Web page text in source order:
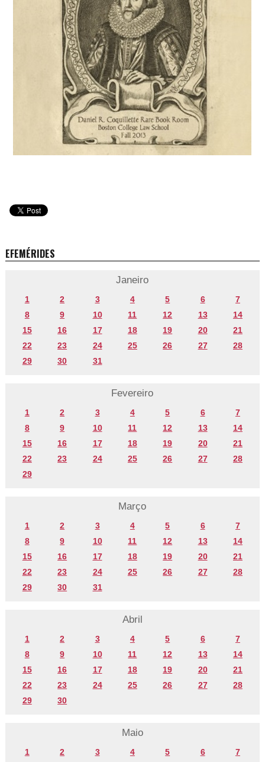
EFEMÉRIDES
Janeiro
1 2 3 4 5 6
7
8
9 10 11 12 13
14
15
16 17 18 19 20
21
22
23 24 25 26 27
28
29
30 31
Fevereiro
1 2 3 4 5 6
7
8
9 10 11 12 13
14
15
16 17 18 19 20
21
22
23 24 25 26 27
28
29
Março
1 2 3 4 5 6
7
8
9 10 11 12 13
14
15
16 17 18 19 20
21
22
23 24 25 26 27
28
29
30 31
Abril
1 2 3 4 5 6
7
8
9 10 11 12 13
14
15
16 17 18 19 20
21
22
23 24 25 26 27
28
29
30
Maio
1 2 3 4 5 6 7